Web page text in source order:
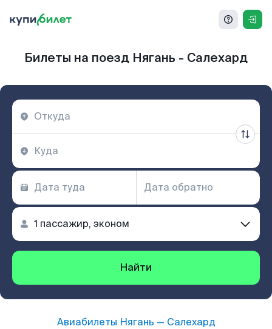
Билеты на поезд Нягань - Салехард
Найти
Авиабилеты Нягань — Салехард